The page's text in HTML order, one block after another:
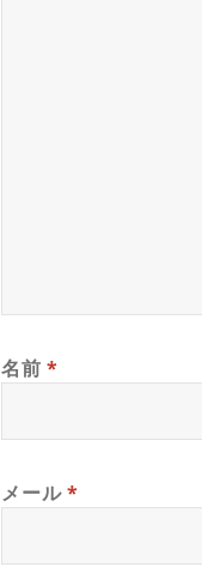
名前*
メール*